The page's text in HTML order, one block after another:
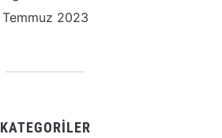
Temmuz 2023
KATEGORILER